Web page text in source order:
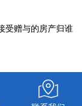
受赠与的房产归谁